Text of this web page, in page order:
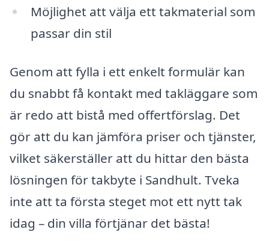
Möjlighet att välja ett takmaterial som
passar din stil
Genom att fylla i ett enkelt formulär kan
du snabbt få kontakt med takläggare som
är redo att bistå med offertförslag. Det
gör att du kan jämföra priser och tjänster,
vilket säkerställer att du hittar den bästa
lösningen för takbyte i Sandhult. Tveka
inte att ta första steget mot ett nytt tak
idag – din villa förtjänar det bästa!